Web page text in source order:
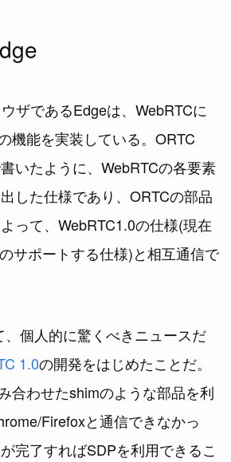
ザであるEdgeは、WebRTCに
機能を実装している。ORTC
いたように、WebRTCの各要素
した仕様であり、ORTCの部品
って、WebRTC1.0の仕様(現在
サポートする仕様)と相互通信で
個人的に驚くべきニュースだ
1.0の開発をはじめたことだ。
合わせたshimのような部品を利
Firefoxと通信できなかっ
完了すればSDPを利用できるこ